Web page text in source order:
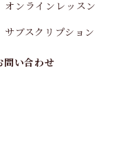
オンラインレッスン
サブスクリプション
問い合わせ